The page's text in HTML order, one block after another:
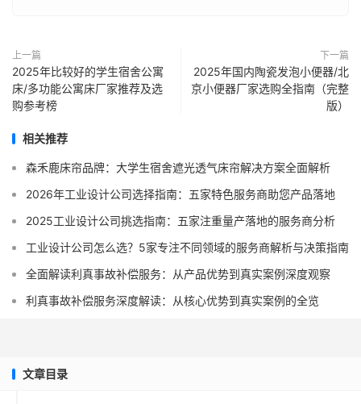
上一篇
2025年比较好的学生宿舍公寓
床/多功能公寓床厂家推荐及选
购参考榜
下一篇
2025年国内陶瓷发泡小便器/北
京小便器厂家选购全指南（完整
版）
相关推荐
森禾鹿床帘品牌：大学生宿舍遮光透气床帘解决方案全面解析
2026年工业设计公司选择指南：五家特色服务商助您产品落地
2025工业设计公司挑选指南：五家注重量产落地的服务商分析
工业设计公司怎么选？5家专注不同领域的服务商解析与决策指南
全面解读利真事故补偿服务：从产品优势到真实案例深度观察
利真事故补偿服务深度解读：从核心优势到真实案例的全览
文章目录